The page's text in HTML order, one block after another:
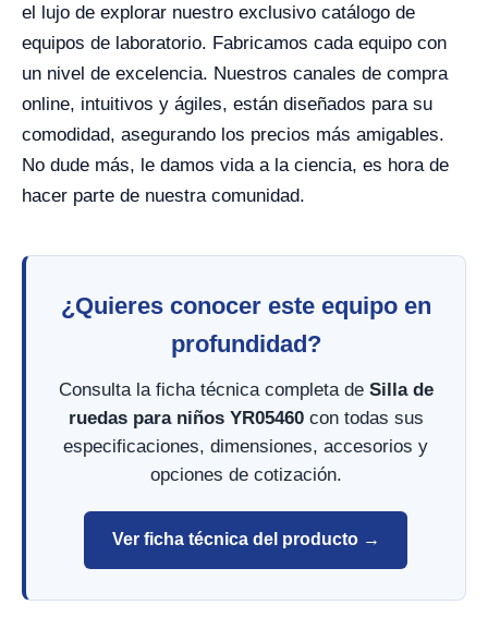
el lujo de explorar nuestro exclusivo catálogo de
equipos de laboratorio. Fabricamos cada equipo con
un nivel de excelencia. Nuestros canales de compra
online, intuitivos y ágiles, están diseñados para su
comodidad, asegurando los precios más amigables.
No dude más, le damos vida a la ciencia, es hora de
hacer parte de nuestra comunidad.
¿Quieres conocer este equipo en
profundidad?
Consulta la ficha técnica completa de Silla de
ruedas para niños YR05460con todas sus
especificaciones, dimensiones, accesorios y
opciones de cotización.
Ver ficha técnica del producto →